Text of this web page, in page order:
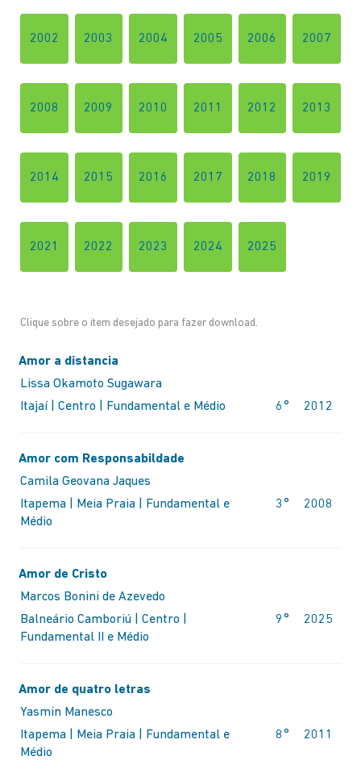
2002 2003 2004 2005 2006 2007
2008 2009 2010 2011 2012 2013
2014 2015 2016 2017 2018 2019
2021 2022 2023 2024 2025
Clique sobre o item desejado para fazer download.
Amor a distancia
Lissa Okamoto Sugawara
Itajaí | Centro | Fundamental e Médio
6° 2012
Amor com Responsabildade
Camila Geovana Jaques
Itapema | Meia Praia | Fundamental e
Médio
3° 2008
Amor de Cristo
Marcos Bonini de Azevedo
Balneário Camboriú | Centro |
Fundamental II e Médio
9° 2025
Amor de quatro letras
Yasmin Manesco
Itapema | Meia Praia | Fundamental e
Médio
8° 2011